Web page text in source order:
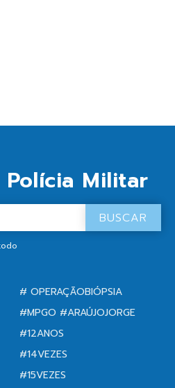
Polícia Militar
BUSCAR
# OPERAÇÃOBIÓPSIA
#MPGO #ARAÚJOJORGE
#12ANOS
#14VEZES
#15VEZES